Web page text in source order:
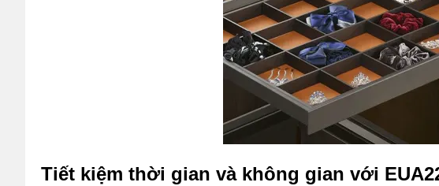
Tiết kiệm thời gian và không gian với